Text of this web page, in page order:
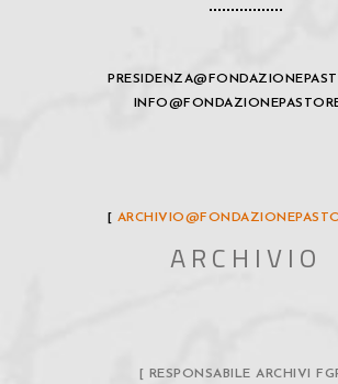
[
ARCHIVIO
[ RESPONSABILE ARCHIVI